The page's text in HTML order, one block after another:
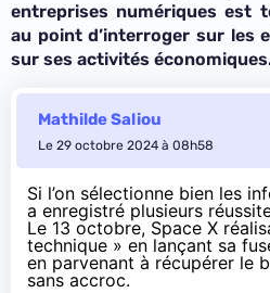
entreprises numériques est
au point d’interroger sur les
sur ses activités
Mathilde Saliou
Le 29 octobre 2024 à 08h58
Si l’on sélectionne bien les
a enregistré plusieurs
Le 13 octobre, Space X
technique » en lançant sa
en parvenant à récupérer le
sans accroc.